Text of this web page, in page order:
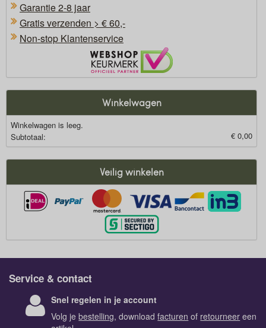
Garantie 2-8 jaar
Gratis verzenden > € 60,-
Non-stop Klantenservice
Winkelwagen
Winkelwagen is leeg.
Subtotaal:
€ 0,00
Veilig winkelen
Service & contact
Snel regelen in je account
Volg jebestelling, downloadfacturen of retourneer een